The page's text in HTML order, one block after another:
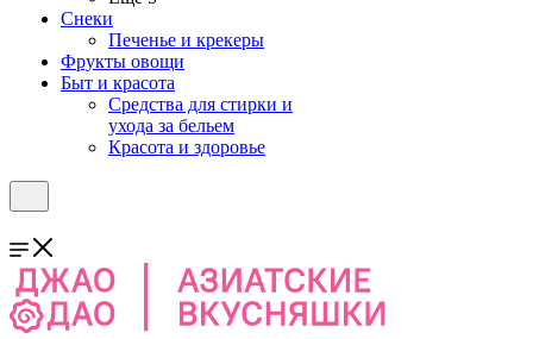
Снеки
Печенье и крекеры
Фрукты овощи
Быт и красота
Средства для стирки и
ухода за бельем
Красота и здоровье